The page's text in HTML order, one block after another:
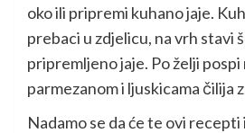
oko ili pripremi kuhano jaje.
prebaci u zdjelicu, na vrh stavi
pripremljeno jaje. Po želji
parmezanom i ljuskicama čilija
Nadamo se da će te ovi